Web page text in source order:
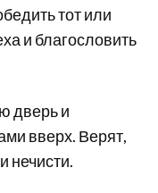
тот или
и благословить
дверь и
вверх. Верят,
нечисти.